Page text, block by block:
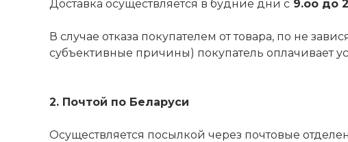
Доставка осуществляется в будние дни с 9.оо до
В случае отказа покупателем от товара, по не
субъективные причины) покупатель оплачивает
2. Почтой по Беларуси
Осуществляется посылкой через почтовые